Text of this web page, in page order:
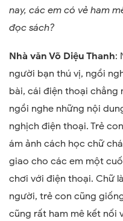
nay, các em có vẻ ham
đọc sách?
Nhà văn Võ Diệu Thanh:
người bạn thú vị, ngồi
bài, cái điện thoại chẳng
ngồi nghe những nội
nghịch điện thoại. Trẻ
ám ảnh cách học chữ
giao cho các em một
chơi với điện thoại. Chữ
người, trẻ con cũng
cũng rất ham mê kết nối